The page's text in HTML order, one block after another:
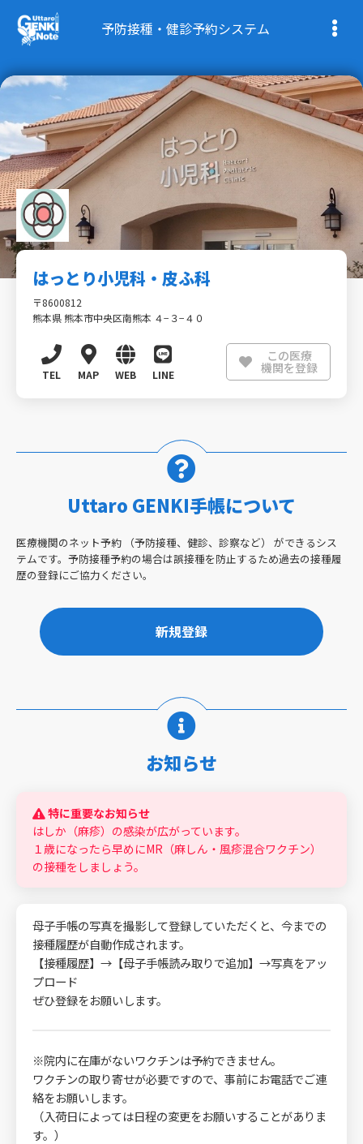
予防接種・健診予約システム
はっとり小児科・皮ふ科
〒8600812
熊本県 熊本市中央区南熊本 ４−３−４０
TEL MAP WEB LINE
この医療
機関を登録
Uttaro GENKI手帳について
医療機関のネット予約 （予防接種、健診、診察など） ができるシス
テムです。予防接種予約の場合は誤接種を防止するため過去の接種履
歴の登録にご協力ください。
新規登録
お知らせ
特に重要なお知らせ
はしか（麻疹）の感染が広がっています。
１歳になったら早めにMR（麻しん・風疹混合ワクチン）
の接種をしましょう。
母子手帳の写真を撮影して登録していただくと、今までの
接種履歴が自動作成されます。
【接種履歴】→【母子手帳読み取りで追加】→写真をアッ
プロード
ぜひ登録をお願いします。
※院内に在庫がないワクチンは予約できません。
ワクチンの取り寄せが必要ですので、事前にお電話でご連
絡をお願いします。
（入荷日によっては日程の変更をお願いすることがありま
す。）